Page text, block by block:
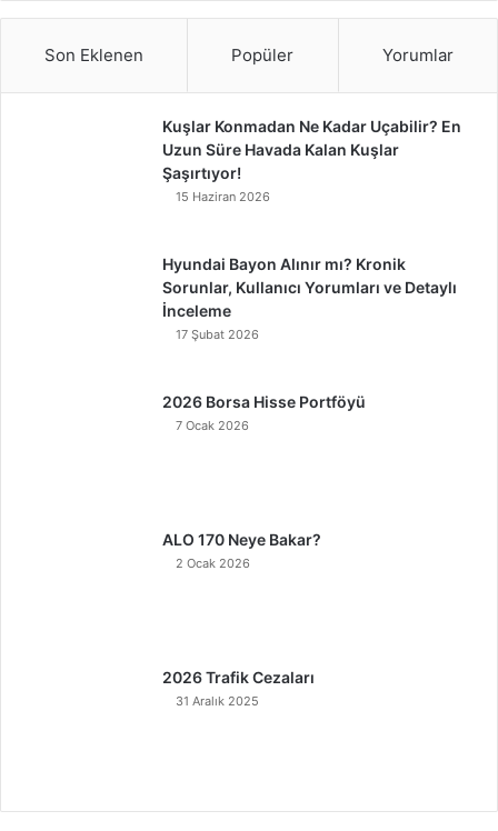
Son Eklenen Popüler Yorumlar
Kuşlar Konmadan Ne Kadar Uçabilir? En
Uzun Süre Havada Kalan Kuşlar
Şaşırtıyor!
15 Haziran 2026
Hyundai Bayon Alınır mı? Kronik
Sorunlar, Kullanıcı Yorumları ve Detaylı
İnceleme
17 Şubat 2026
2026 Borsa Hisse Portföyü
7 Ocak 2026
ALO 170 Neye Bakar?
2 Ocak 2026
2026 Trafik Cezaları
31 Aralık 2025